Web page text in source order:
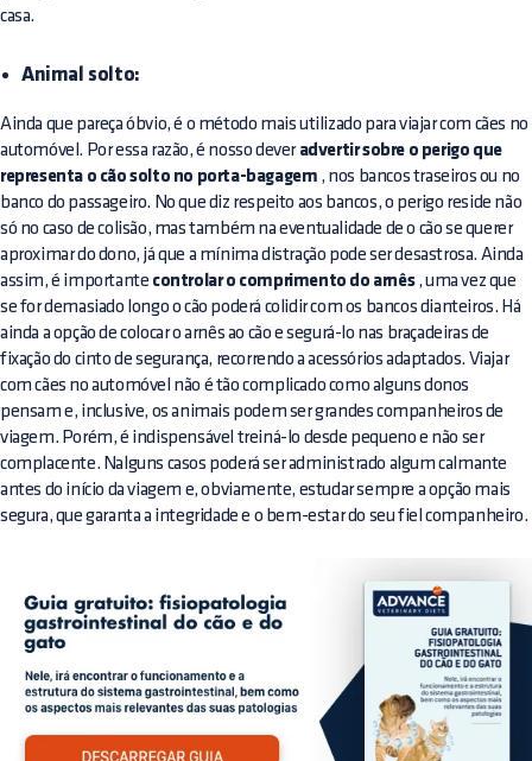
casa.
Animal solto:
Ainda que pareça óbvio, é o método mais utilizado para viajar com cães no
automóvel. Por essa razão, é nosso dever advertir sobre o perigo que
representa o cão solto no porta-bagagem , nos bancos traseiros ou no
banco do passageiro. No que diz respeito aos bancos, o perigo reside não
só no caso de colisão, mas também na eventualidade de o cão se querer
aproximar do dono, já que a mínima distração pode ser desastrosa. Ainda
assim, é importante controlar o comprimento do arnês, uma vez que
se for demasiado longo o cão poderá colidir com os bancos dianteiros. Há
ainda a opção de colocar o arnês ao cão e segurá-lo nas braçadeiras de
fixação do cinto de segurança, recorrendo a acessórios adaptados. Viajar
com cães no automóvel não é tão complicado como alguns donos
pensam e, inclusive, os animais podem ser grandes companheiros de
viagem. Porém, é indispensável treiná-lo desde pequeno e não ser
complacente. Nalguns casos poderá ser administrado algum calmante
antes do início da viagem e, obviamente, estudar sempre a opção mais
segura, que garanta a integridade e o bem-estar do seu fiel companheiro.